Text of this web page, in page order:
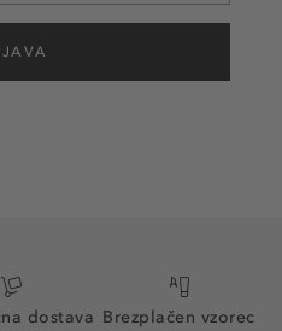
dostava Brezplačen vzorec